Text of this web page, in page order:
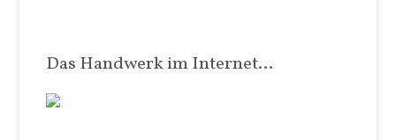
Das Handwerk im Internet…